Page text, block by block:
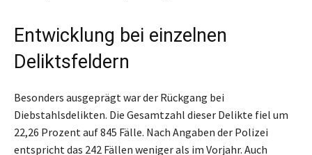
Entwicklung bei einzelnen
Deliktsfeldern
Besonders ausgeprägt war der Rückgang bei
Diebstahlsdelikten. Die Gesamtzahl dieser Delikte fiel um
22,26 Prozent auf 845 Fälle. Nach Angaben der Polizei
entspricht das 242 Fällen weniger als im Vorjahr. Auch